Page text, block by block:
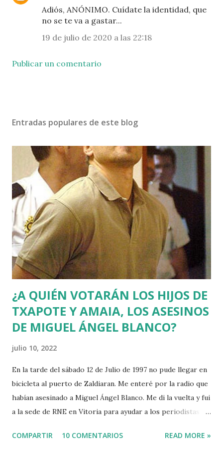
Adiós, ANÓNIMO. Cuídate la identidad, que
no se te va a gastar...
19 de julio de 2020 a las 22:18
Publicar un comentario
Entradas populares de este blog
¿A QUIÉN VOTARÁN LOS HIJOS DE
TXAPOTE Y AMAIA, LOS ASESINOS
DE MIGUEL ÁNGEL BLANCO?
julio 10, 2022
En la tarde del sábado 12 de Julio de 1997 no pude llegar en
bicicleta al puerto de Zaldiaran. Me enteré por la radio que
habían asesinado a Miguel Ángel Blanco. Me di la vuelta y fui
a la sede de RNE en Vitoria para ayudar a los periodistas
pudiera ocurrir después de que se cumpliera el plazo de 48
COMPARTIR 10 COMENTARIOS READ MORE »